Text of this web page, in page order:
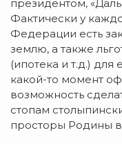
президентом,
Фактически у
Федерации есть
землю, а также
(ипотека и т.д.) для
какой-то момент
возможность
стопам
просторы Родины в